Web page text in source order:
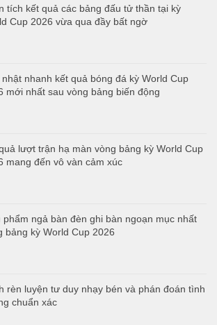
tích kết quả các bảng đấu tử thần tại kỳ
Cup 2026 vừa qua đầy bất ngờ
nhật nhanh kết quả bóng đá kỳ World Cup
mới nhất sau vòng bảng biến động
lượt trận hạ màn vòng bảng kỳ World Cup
mang đến vô vàn cảm xúc
phẩm ngả bàn đèn ghi bàn ngoạn mục nhất
bảng kỳ World Cup 2026
rèn luyện tư duy nhạy bén và phán đoán tình
chuẩn xác